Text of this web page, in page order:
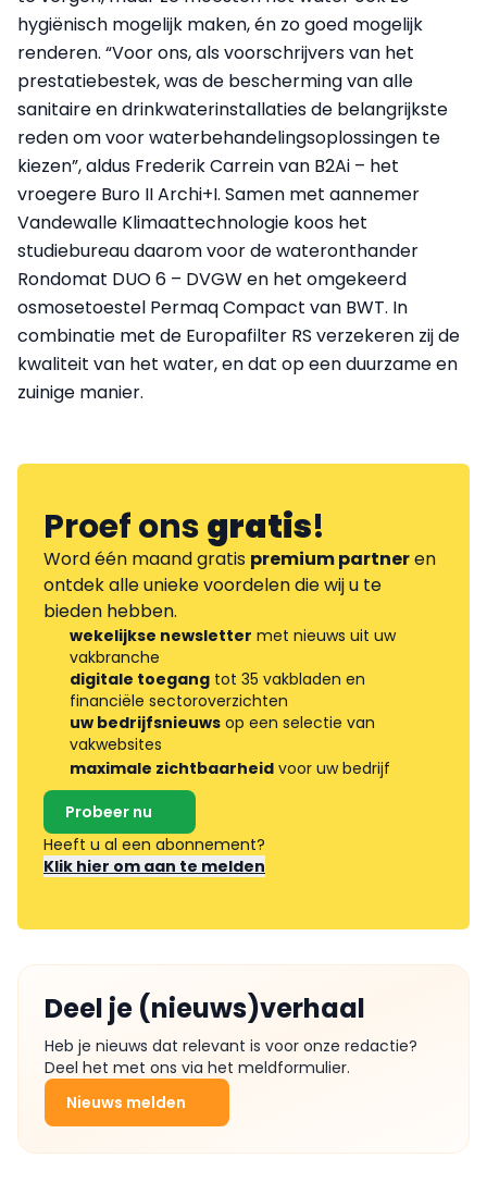
hygiënisch mogelijk maken, én zo goed mogelijk
renderen. “Voor ons, als voorschrijvers van het
prestatiebestek, was de bescherming van alle
sanitaire en drinkwaterinstallaties de belangrijkste
reden om voor waterbehandelingsoplossingen te
kiezen”, aldus Frederik Carrein van B2Ai – het
vroegere Buro II Archi+I. Samen met aannemer
Vandewalle Klimaattechnologie koos het
studiebureau daarom voor de wateronthander
Rondomat DUO 6 – DVGW en het omgekeerd
osmosetoestel Permaq Compact van BWT. In
combinatie met de Europafilter RS verzekeren zij de
kwaliteit van het water, en dat op een duurzame en
zuinige manier.
Proef onsgratis!
Word één maand gratis premium partneren
ontdek alle unieke voordelen die wij u te
bieden hebben.
wekelijkse newsletter met nieuws uit uw
vakbranche
digitale toegang tot 35 vakbladen en
financiële sectoroverzichten
uw bedrijfsnieuws op een selectie van
vakwebsites
maximale zichtbaarheid voor uw bedrijf
Probeer nu
Heeft u al een abonnement?
Klik hier om aan te melden
Deel je (nieuws)verhaal
Heb je nieuws dat relevant is voor onze redactie?
Deel het met ons via het meldformulier.
Nieuws melden